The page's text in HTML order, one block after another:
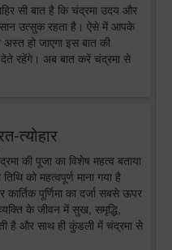
सी बात है कि चंद्रमा उदय और
उत्सुक रहता है। ऐसे में आपके
हो जाएगा इस बात की
रहेंगे। अब बात करें चंद्रमा से
त्योहार
की पूजा का विशेष महत्व बताया
को महत्वपूर्ण माना गया है
पूर्णिमा का दर्जा सबसे ऊपर
के जीवन में सुख, समृद्धि,
है और साथ ही कुंडली में चंद्रमा से